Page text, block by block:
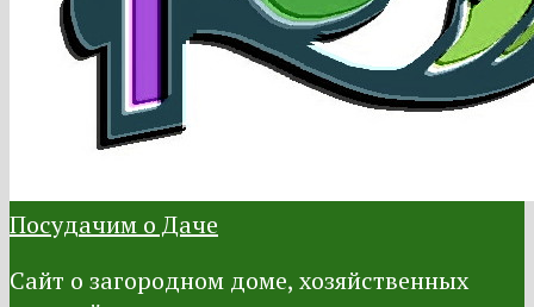
Посудачим о Даче
Сайт о загородном доме, хозяйственных